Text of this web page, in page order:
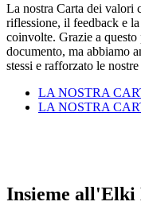
La nostra Carta dei valori
riflessione, il feedback e
coinvolte. Grazie a questo
documento, ma abbiamo
stessi e rafforzato le
LA NOSTRA
LA NOSTRA
Insieme all'Elki